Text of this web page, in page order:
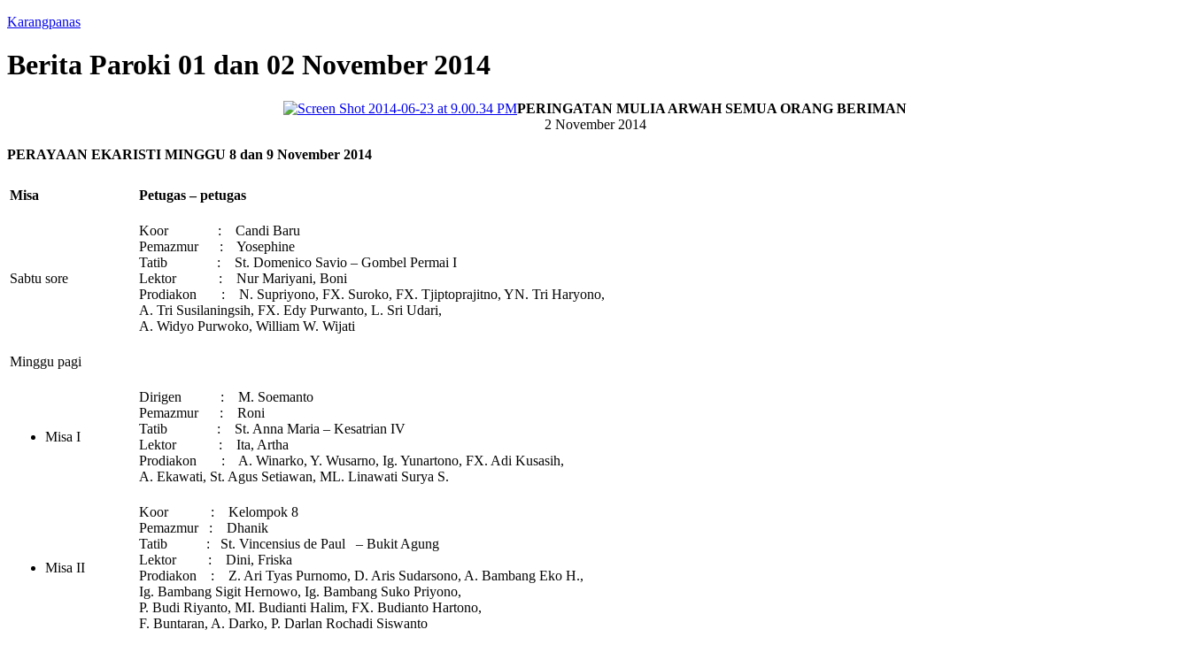
Karangpanas
Berita Paroki 01 dan 02 November 2014
PERINGATAN MULIA ARWAH SEMUA ORANG BERIMAN
2 November 2014
PERAYAAN EKARISTI MINGGU 8 dan 9 November 2014
Misa Petugas – petugas
Sabtu sore
Koor : Candi Baru
Pemazmur : Yosephine
Tatib : St. Domenico Savio – Gombel Permai I
Lektor : Nur Mariyani, Boni
Prodiakon : N. Supriyono, FX. Suroko, FX. Tjiptoprajitno, YN. Tri Haryono,
A. Tri Susilaningsih, FX. Edy Purwanto, L. Sri Udari,
A. Widyo Purwoko, William W. Wijati
Minggu pagi
Misa I
Dirigen : M. Soemanto
Pemazmur : Roni
Tatib : St. Anna Maria – Kesatrian IV
Lektor : Ita, Artha
Prodiakon : A. Winarko, Y. Wusarno, Ig. Yunartono, FX. Adi Kusasih,
A. Ekawati, St. Agus Setiawan, ML. Linawati Surya S.
Misa II
Koor : Kelompok 8
Pemazmur : Dhanik
Tatib : St. Vincensius de Paul – Bukit Agung
Lektor : Dini, Friska
Prodiakon : Z. Ari Tyas Purnomo, D. Aris Sudarsono, A. Bambang Eko H.,
Ig. Bambang Sigit Hernowo, Ig. Bambang Suko Priyono,
P. Budi Riyanto, MI. Budianti Halim, FX. Budianto Hartono,
F. Buntaran, A. Darko, P. Darlan Rochadi Siswanto